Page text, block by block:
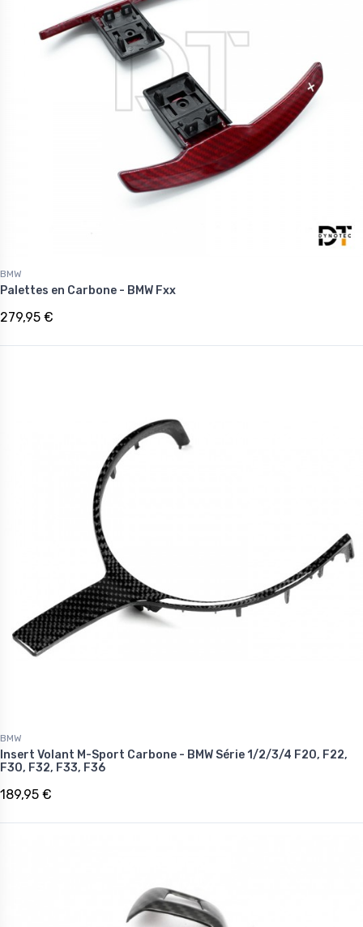
BMW
Palettes en Carbone - BMW Fxx
279,95 €
BMW
Insert Volant M-Sport Carbone - BMW Série 1/2/3/4 F20, F22,
F30, F32, F33, F36
189,95 €